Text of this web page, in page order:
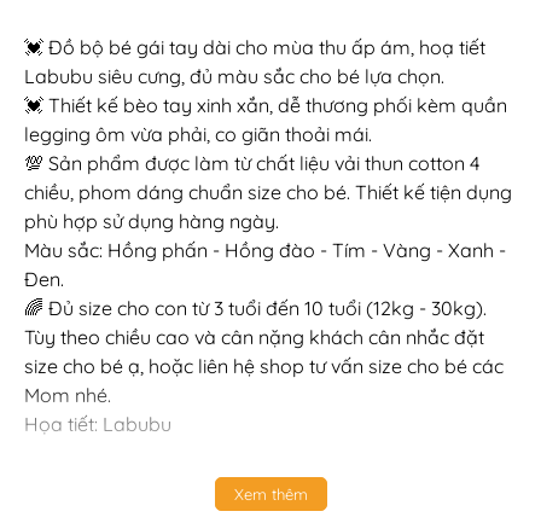
💓 Đồ bộ bé gái tay dài cho mùa thu ấp ám, hoạ tiết
Labubu siêu cưng, đủ màu sắc cho bé lựa chọn.
💓 Thiết kế bèo tay xinh xắn, dễ thương phối kèm quần
legging ôm vừa phải, co giãn thoải mái.
💯 Sản phẩm được làm từ chất liệu vải thun cotton 4
chiều, phom dáng chuẩn size cho bé. Thiết kế tiện dụng
phù hợp sử dụng hàng ngày.
Màu sắc: Hồng phấn - Hồng đào - Tím - Vàng - Xanh -
Đen.
🌈 Đủ size cho con từ 3 tuổi đến 10 tuổi (12kg - 30kg).
Tùy theo chiều cao và cân nặng khách cân nhắc đặt
size cho bé ạ, hoặc liên hệ shop tư vấn size cho bé các
Mom nhé.
Họa tiết: Labubu
Xem thêm